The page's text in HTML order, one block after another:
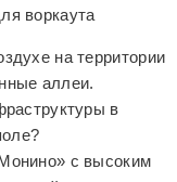
воркаута
на территории
аллеи.
в
с высоким